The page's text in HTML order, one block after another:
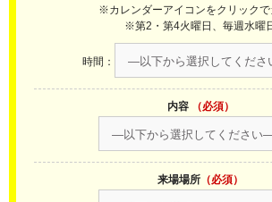
※カレンダーアイコンをクリック
※第2・第4火曜日、毎週水曜
時間：
内容 （必須）
来場場所 （必須）